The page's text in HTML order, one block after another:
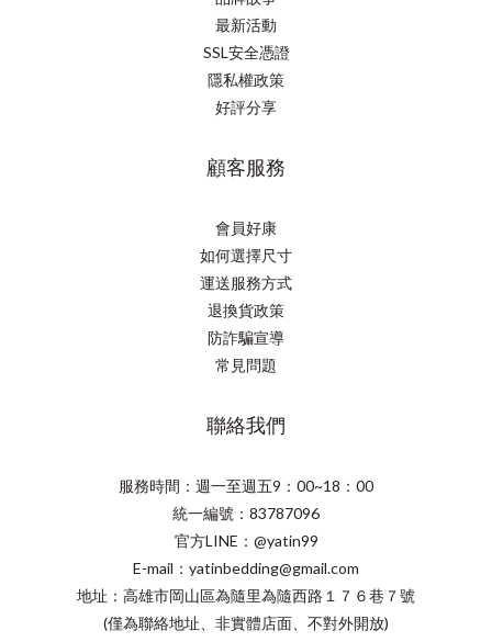
最新活動
SSL安全憑證
隱私權政策
好評分享
顧客服務
會員好康
如何選擇尺寸
運送服務方式
退換貨政策
防詐騙宣導
常見問題
聯絡我們
服務時間：週一至週五9：00~18：00
統一編號：83787096
官方LINE：@yatin99
E-mail：yatinbedding@gmail.com
地址：高雄市岡山區為隨里為隨西路１７６巷７號
(僅為聯絡地址、非實體店面、不對外開放)